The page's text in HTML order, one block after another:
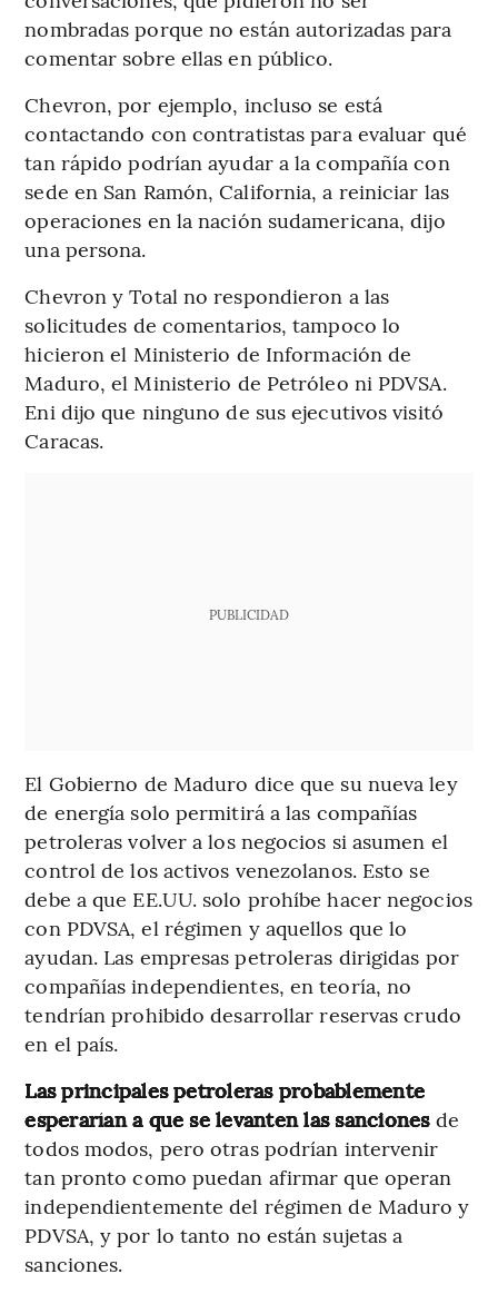
nombradas porque no están autorizadas para
comentar sobre ellas en público.
Chevron, por ejemplo, incluso se está
contactando con contratistas para evaluar qué
tan rápido podrían ayudar a la compañía con
sede en San Ramón, California, a reiniciar las
operaciones en la nación sudamericana, dijo
una persona.
Chevron y Total no respondieron a las
solicitudes de comentarios, tampoco lo
hicieron el Ministerio de Información de
Maduro, el Ministerio de Petróleo ni PDVSA.
Eni dijo que ninguno de sus ejecutivos visitó
Caracas.
PUBLICIDAD
El Gobierno de Maduro dice que su nueva ley
de energía solo permitirá a las compañías
petroleras volver a los negocios si asumen el
control de los activos venezolanos. Esto se
debe a que EE.UU. solo prohíbe hacer negocios
con PDVSA, el régimen y aquellos que lo
ayudan. Las empresas petroleras dirigidas por
compañías independientes, en teoría, no
tendrían prohibido desarrollar reservas crudo
en el país.
Las principales petroleras probablemente
esperarían a que se levanten las sancionesde
todos modos, pero otras podrían intervenir
tan pronto como puedan afirmar que operan
independientemente del régimen de Maduro y
PDVSA, y por lo tanto no están sujetas a
sanciones.